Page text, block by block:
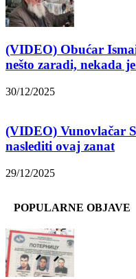
(VIDEO) Obućar
nešto zaradi, nekada
30/12/2025
(VIDEO) Vunovlačar
naslediti ovaj zanat
29/12/2025
POPULARNE OBJAVE